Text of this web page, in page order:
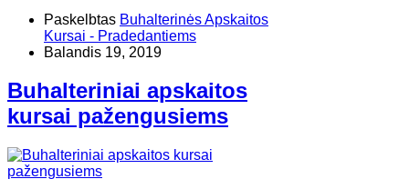
Paskelbtas Buhalterinės Apskaitos
Kursai - Pradedantiems
Balandis 19, 2019
Buhalteriniai apskaitos
kursai pažengusiems